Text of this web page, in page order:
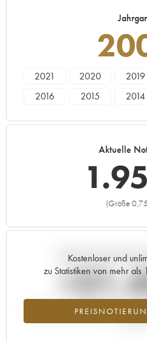
2021 2020 2019
2016
2015 2014
2000 1999
Aktuelle
(Größe
Kostenloser und
zu Statistiken von mehr
Aktuelle Entwicklung
Preisanstiegs des Jahrgangs 2008